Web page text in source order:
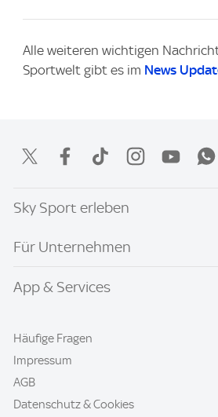
Alle weiteren wichtigen
Sportwelt gibt es im News
Sky Sport erleben
Für Unternehmen
App & Services
Häufige Fragen
Impressum
AGB
Datenschutz & Cookies